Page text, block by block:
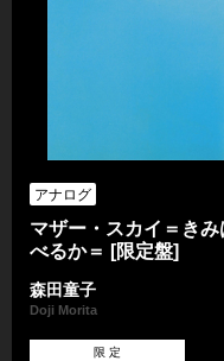
アナログ
マザー・スカイ＝き
べるか＝ [限定盤]
森田童子
Doji Morita
限 定